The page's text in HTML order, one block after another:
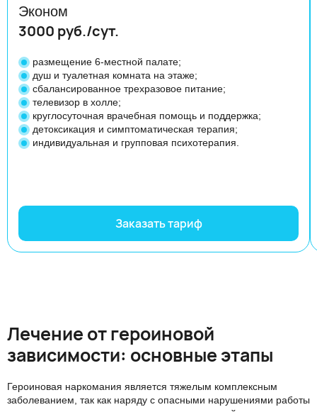
Эконом
3000 руб./сут.
размещение 6-местной палате;
душ и туалетная комната на этаже;
сбалансированное трехразовое питание;
телевизор в холле;
круглосуточная врачебная помощь и поддержка;
детоксикация и симптоматическая терапия;
индивидуальная и групповая психотерапия.
Заказать тариф
Лечение от героиновой
зависимости: основные этапы
Героиновая наркомания является тяжелым комплексным
заболеванием, так как наряду с опасными нарушениями работы